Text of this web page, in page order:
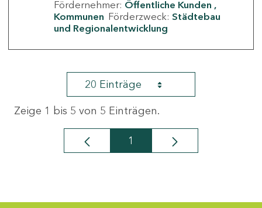
Fördernehmer: Öffentliche Kunden
Kommunen Förderzweck: Städtebau
und Regionalentwicklung
20 Einträge
Zeige 1 bis 5 von 5 Einträgen.
Seite
1